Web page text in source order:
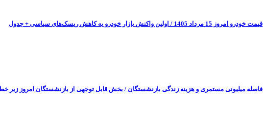
قیمت خودرو امروز 15 مرداد 1405 / اولین واکنش بازار خودرو به کاهش ریسک‌های سیاسی + جدول
فاصله میلیونی مستمری و هزینه زندگی بازنشستگان / بخش قابل توجهی از بازنشستگان امروز زیر خط